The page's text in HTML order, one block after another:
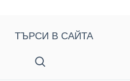
ТЪРСИ В САЙТА